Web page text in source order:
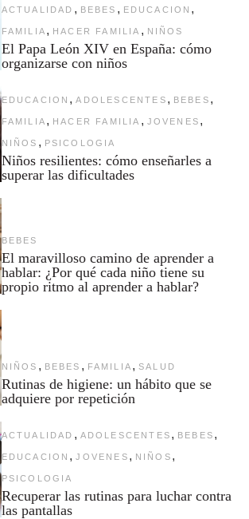
ACTUALIDAD , BEBES , EDUCACION ,
FAMILIA , HACER FAMILIA , NIÑOS
El Papa León XIV en España: cómo
organizarse con niños
EDUCACION , ADOLESCENTES , BEBES ,
FAMILIA , HACER FAMILIA , JOVENES ,
NIÑOS , PSICOLOGIA
Niños resilientes: cómo enseñarles a
superar las dificultades
BEBES
El maravilloso camino de aprender a
hablar: ¿Por qué cada niño tiene su
propio ritmo al aprender a hablar?
NIÑOS , BEBES , FAMILIA , SALUD
Rutinas de higiene: un hábito que se
adquiere por repetición
ACTUALIDAD , ADOLESCENTES , BEBES ,
EDUCACION , JOVENES , NIÑOS ,
PSICOLOGIA
Recuperar las rutinas para luchar contra
las pantallas